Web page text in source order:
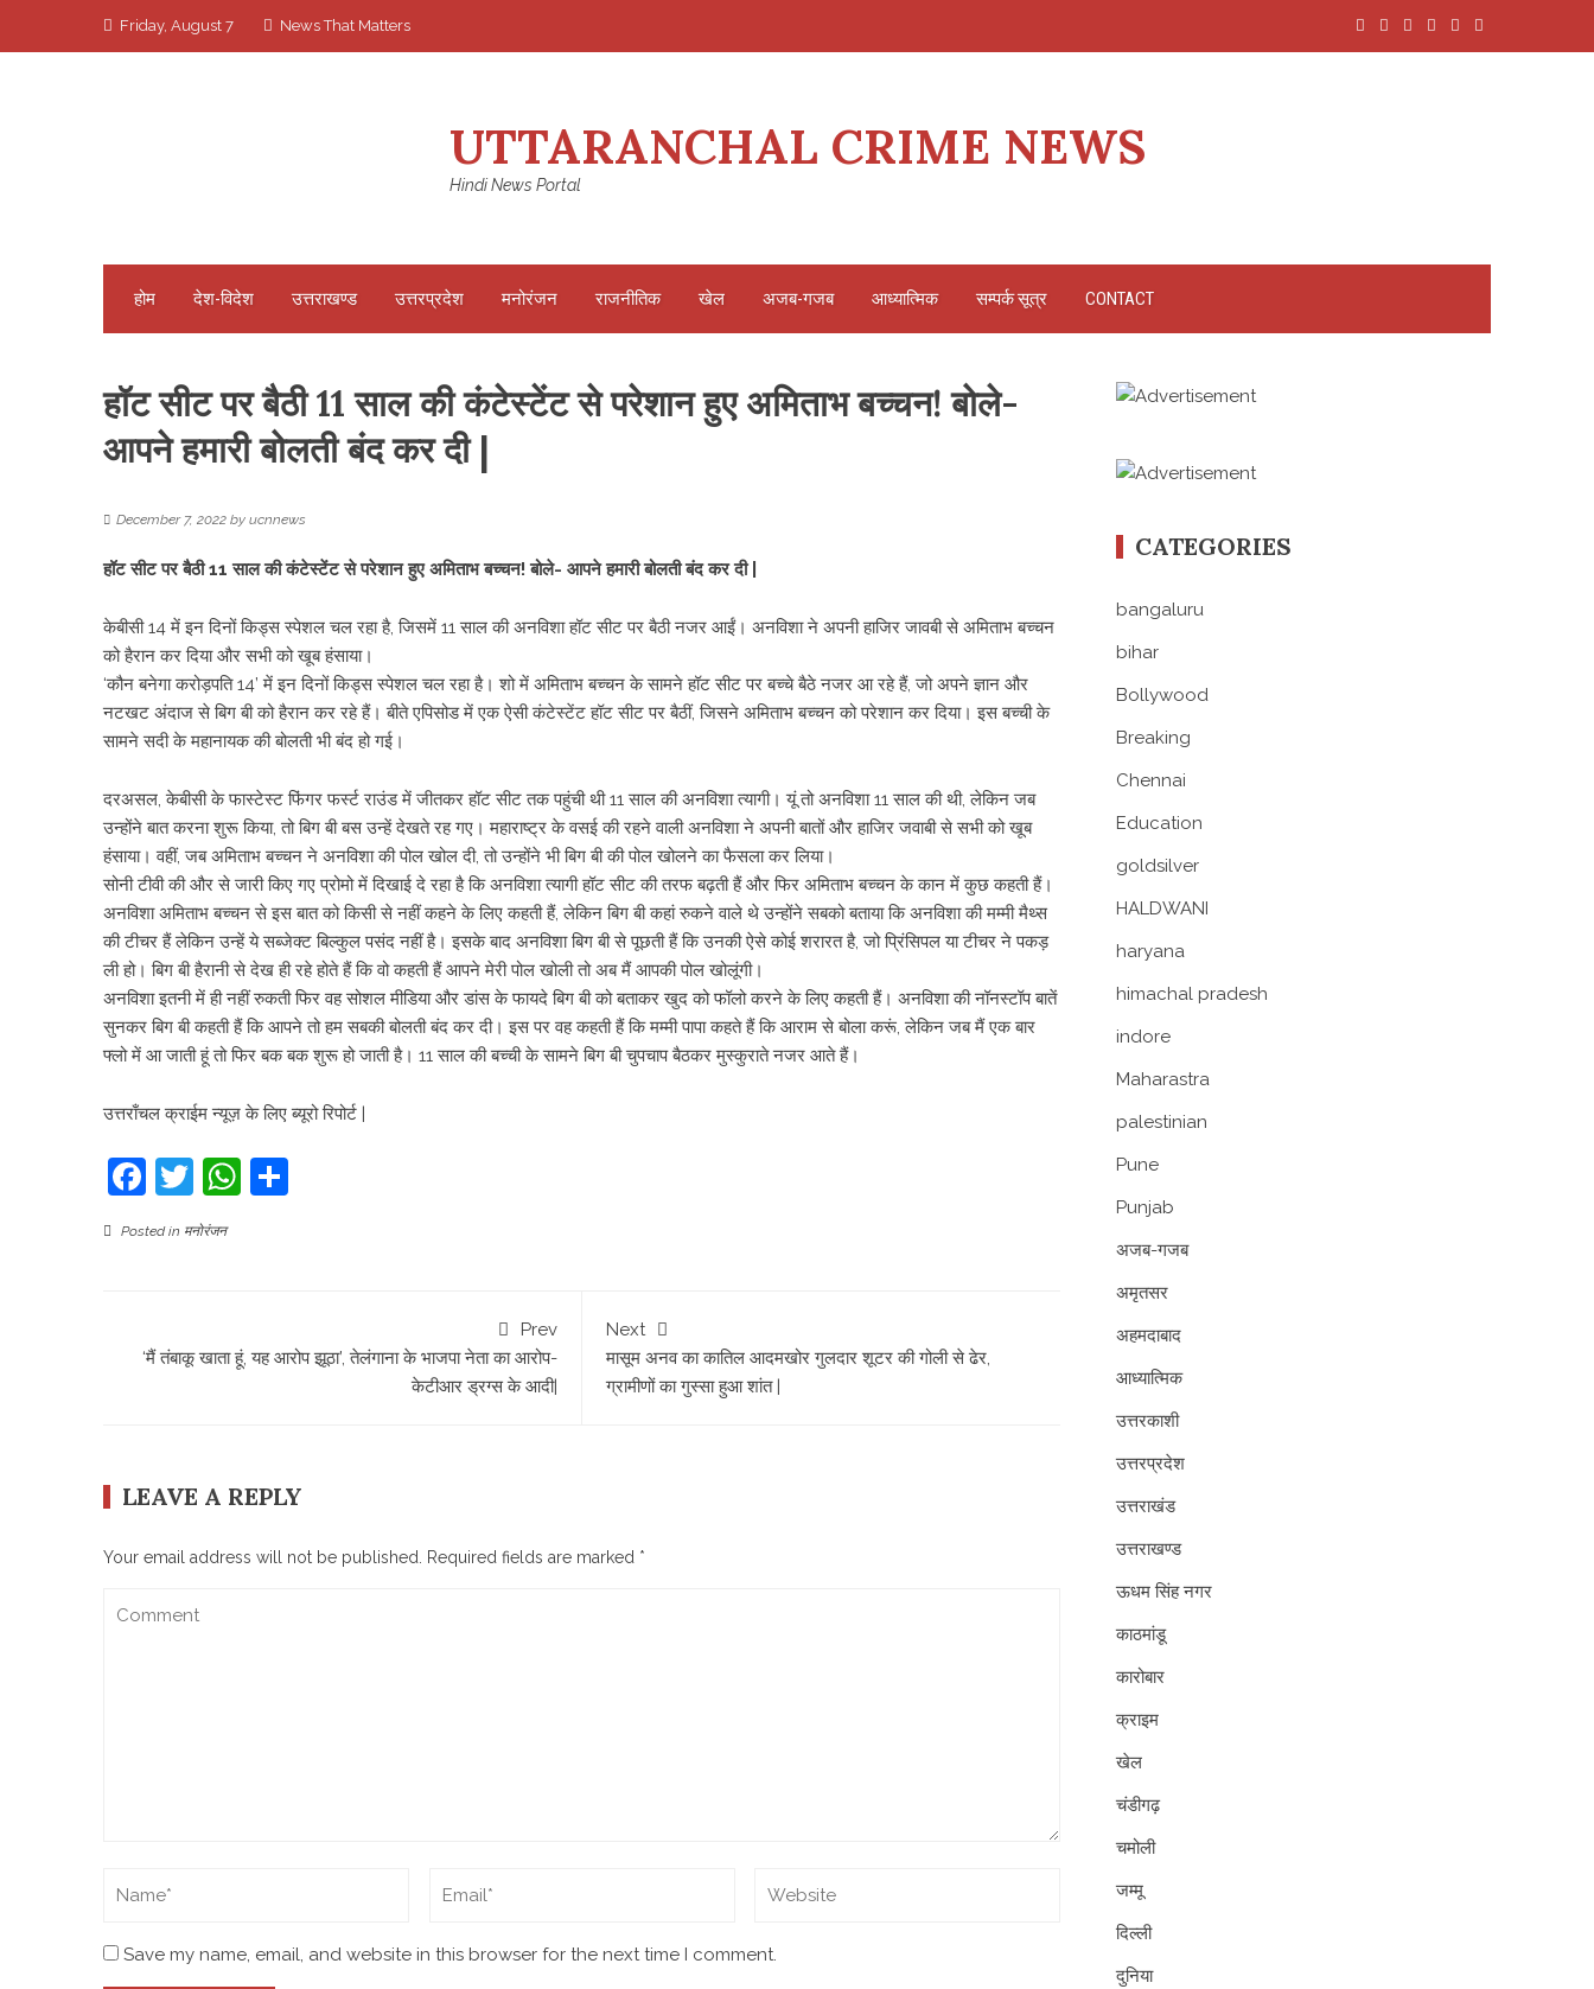
Friday, August 7 News That Matters
UTTARANCHAL CRIME NEWS
Hindi News Portal
होम देश-विदेश उत्तराखण्ड उत्तरप्रदेश मनोरंजन राजनीतिक खेल अजब-गजब आध्यात्मिक सम्पर्क सूत्र CONTACT
हॉट सीट पर बैठी 11 साल की कंटेस्टेंट से परेशान हुए अमिताभ बच्चन! बोले-
आपने हमारी बोलती बंद कर दी |
December 7, 2022 by ucnnews
हॉट सीट पर बैठी 11 साल की कंटेस्टेंट से परेशान हुए अमिताभ बच्चन! बोले- आपने हमारी बोलती बंद कर दी |
केबीसी 14 में इन दिनों किड्स स्पेशल चल रहा है, जिसमें 11 साल की अनविशा हॉट सीट पर बैठी नजर आईं। अनविशा ने अपनी हाजिर जावबी से अमिताभ बच्चन
को हैरान कर दिया और सभी को खूब हंसाया।
‘कौन बनेगा करोड़पति 14’ में इन दिनों किड्स स्पेशल चल रहा है। शो में अमिताभ बच्चन के सामने हॉट सीट पर बच्चे बैठे नजर आ रहे हैं, जो अपने ज्ञान और
नटखट अंदाज से बिग बी को हैरान कर रहे हैं। बीते एपिसोड में एक ऐसी कंटेस्टेंट हॉट सीट पर बैठीं, जिसने अमिताभ बच्चन को परेशान कर दिया। इस बच्ची के
सामने सदी के महानायक की बोलती भी बंद हो गई।
दरअसल, केबीसी के फास्टेस्ट फिंगर फर्स्ट राउंड में जीतकर हॉट सीट तक पहुंची थी 11 साल की अनविशा त्यागी। यूं तो अनविशा 11 साल की थी, लेकिन जब
उन्होंने बात करना शुरू किया, तो बिग बी बस उन्हें देखते रह गए। महाराष्ट्र के वसई की रहने वाली अनविशा ने अपनी बातों और हाजिर जवाबी से सभी को खूब
हंसाया। वहीं, जब अमिताभ बच्चन ने अनविशा की पोल खोल दी, तो उन्होंने भी बिग बी की पोल खोलने का फैसला कर लिया।
सोनी टीवी की और से जारी किए गए प्रोमो में दिखाई दे रहा है कि अनविशा त्यागी हॉट सीट की तरफ बढ़ती हैं और फिर अमिताभ बच्चन के कान में कुछ कहती हैं।
अनविशा अमिताभ बच्चन से इस बात को किसी से नहीं कहने के लिए कहती हैं, लेकिन बिग बी कहां रुकने वाले थे उन्होंने सबको बताया कि अनविशा की मम्मी मैथ्स
की टीचर हैं लेकिन उन्हें ये सब्जेक्ट बिल्कुल पसंद नहीं है। इसके बाद अनविशा बिग बी से पूछती हैं कि उनकी ऐसे कोई शरारत है, जो प्रिंसिपल या टीचर ने पकड़
ली हो। बिग बी हैरानी से देख ही रहे होते हैं कि वो कहती हैं आपने मेरी पोल खोली तो अब मैं आपकी पोल खोलूंगी।
अनविशा इतनी में ही नहीं रुकती फिर वह सोशल मीडिया और डांस के फायदे बिग बी को बताकर खुद को फॉलो करने के लिए कहती हैं। अनविशा की नॉनस्टॉप बातें
सुनकर बिग बी कहती हैं कि आपने तो हम सबकी बोलती बंद कर दी। इस पर वह कहती हैं कि मम्मी पापा कहते हैं कि आराम से बोला करूं, लेकिन जब मैं एक बार
फ्लो में आ जाती हूं तो फिर बक बक शुरू हो जाती है। 11 साल की बच्ची के सामने बिग बी चुपचाप बैठकर मुस्कुराते नजर आते हैं।
उत्तराँचल क्राईम न्यूज़ के लिए ब्यूरो रिपोर्ट |
Facebook
TwitterWhatsApp
Posted in मनोरंजन
Prev
‘मैं तंबाकू खाता हूं, यह आरोप झूठा’, तेलंगाना के भाजपा नेता का आरोप-
केटीआर ड्रग्स के आदी|
Next
मासूम अनव का कातिल आदमखोर गुलदार शूटर की गोली से ढेर,
ग्रामीणों का गुस्सा हुआ शांत |
LEAVE A REPLY
Your email address will not be published. Required fields are marked *
Save my name, email, and website in this browser for the next time I comment.
CATEGORIES
bangaluru
bihar
Bollywood
Breaking
Chennai
Education
goldsilver
HALDWANI
haryana
himachal pradesh
indore
Maharastra
palestinian
Pune
Punjab
अजब-गजब
अमृतसर
अहमदाबाद
आध्यात्मिक
उत्तरकाशी
उत्तरप्रदेश
उत्तराखंड
उत्तराखण्ड
ऊधम सिंह नगर
काठमांडू
कारोबार
क्राइम
खेल
चंडीगढ़
चमोली
जम्मू
दिल्ली
दुनिया